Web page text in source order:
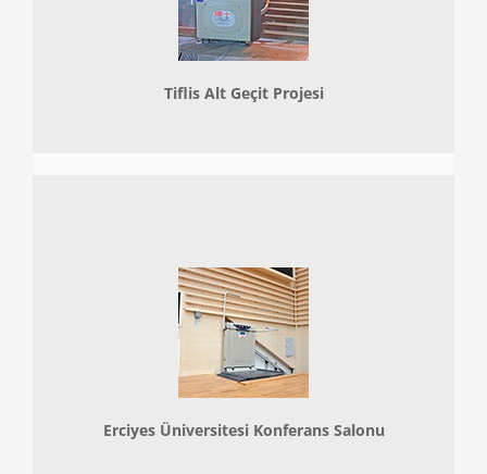
Tiflis Alt Geçit Projesi
Erciyes Üniversitesi Konferans Salonu